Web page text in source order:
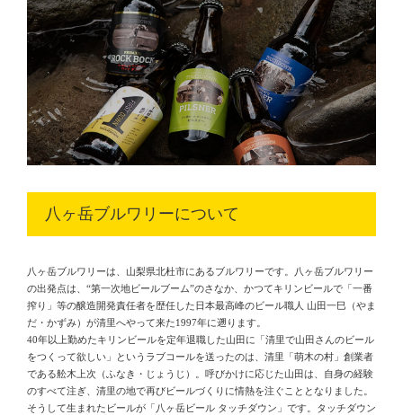
八ヶ岳ブルワリーについて
八ヶ岳ブルワリーは、山梨県北杜市にあるブルワリーです。八ヶ岳ブルワリー
の出発点は、“第一次地ビールブーム”のさなか、かつてキリンビールで「一番
搾り」等の醸造開発責任者を歴任した日本最高峰のビール職人 山田一巳（やま
だ・かずみ）が清里へやって来た1997年に遡ります。
40年以上勤めたキリンビールを定年退職した山田に「清里で山田さんのビール
をつくって欲しい」というラブコールを送ったのは、清里「萌木の村」創業者
である舩木上次（ふなき・じょうじ）。呼びかけに応じた山田は、自身の経験
のすべて注ぎ、清里の地で再びビールづくりに情熱を注ぐこととなりました。
そうして生まれたビールが「八ヶ岳ビール タッチダウン」です。タッチダウン